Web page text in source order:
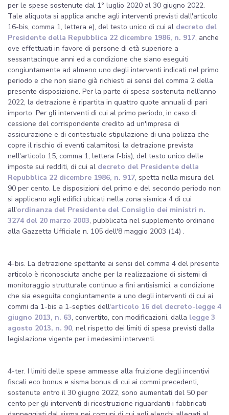
per le spese sostenute dal 1° luglio 2020 al 30 giugno 2022.
Tale aliquota si applica anche agli interventi previsti dall'articolo
16-bis, comma 1, lettera e), del testo unico di cui al decreto del
Presidente della Repubblica 22 dicembre 1986, n. 917, anche
ove effettuati in favore di persone di età superiore a
sessantacinque anni ed a condizione che siano eseguiti
congiuntamente ad almeno uno degli interventi indicati nel primo
periodo e che non siano già richiesti ai sensi del comma 2 della
presente disposizione. Per la parte di spesa sostenuta nell'anno
2022, la detrazione è ripartita in quattro quote annuali di pari
importo. Per gli interventi di cui al primo periodo, in caso di
cessione del corrispondente credito ad un'impresa di
assicurazione e di contestuale stipulazione di una polizza che
copre il rischio di eventi calamitosi, la detrazione prevista
nell'articolo 15, comma 1, lettera f-bis), del testo unico delle
imposte sui redditi, di cui al decreto del Presidente della
Repubblica 22 dicembre 1986, n. 917, spetta nella misura del
90 per cento. Le disposizioni del primo e del secondo periodo non
si applicano agli edifici ubicati nella zona sismica 4 di cui
all'ordinanza del Presidente del Consiglio dei ministri n.
3274 del 20 marzo 2003, pubblicata nel supplemento ordinario
alla Gazzetta Ufficiale n. 105 dell'8 maggio 2003 (14) .
4-bis. La detrazione spettante ai sensi del comma 4 del presente
articolo è riconosciuta anche per la realizzazione di sistemi di
monitoraggio strutturale continuo a fini antisismici, a condizione
che sia eseguita congiuntamente a uno degli interventi di cui ai
commi da 1-bis a 1-septies dell'articolo 16 del decreto-legge 4
giugno 2013, n. 63, convertito, con modificazioni, dalla legge 3
agosto 2013, n. 90, nel rispetto dei limiti di spesa previsti dalla
legislazione vigente per i medesimi interventi.
4-ter. I limiti delle spese ammesse alla fruizione degli incentivi
fiscali eco bonus e sisma bonus di cui ai commi precedenti,
sostenute entro il 30 giugno 2022, sono aumentati del 50 per
cento per gli interventi di ricostruzione riguardanti i fabbricati